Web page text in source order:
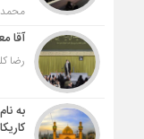
آقا
رضا
به